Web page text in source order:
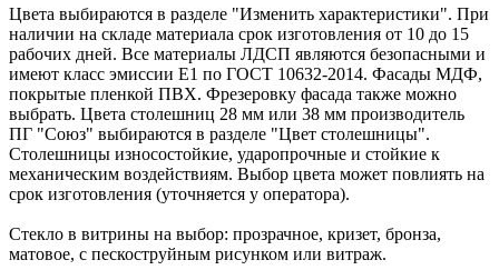
Цвета выбираются в разделе "Изменить характеристики". При
наличии на складе материала срок изготовления от 10 до 15
рабочих дней. Все материалы ЛДСП являются безопасными и
имеют класс эмиссии Е1 по ГОСТ 10632-2014. Фасады МДФ,
покрытые пленкой ПВХ. Фрезеровку фасада также можно
выбрать. Цвета столешниц 28 мм или 38 мм производитель
ПГ "Союз" выбираются в разделе "Цвет столешницы".
Столешницы износостойкие, ударопрочные и стойкие к
механическим воздействиям. Выбор цвета может повлиять на
срок изготовления (уточняется у оператора).
Стекло в витрины на выбор: прозрачное, кризет, бронза,
матовое, с пескоструйным рисунком или витраж.